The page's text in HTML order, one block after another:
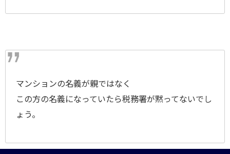
マンションの名義が親ではなく
この方の名義になっていたら税務署が黙ってないでし
ょう。